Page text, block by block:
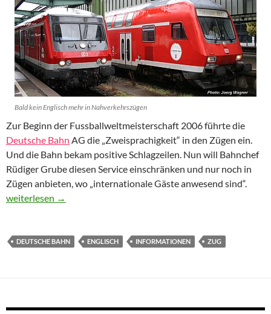
Bald kein Englisch mehr in Nahverkehrszügen
Zur Beginn der Fussballweltmeisterschaft 2006 führte die
Deutsche Bahn AG die „Zweisprachigkeit“ in den Zügen ein.
Und die Bahn bekam positive Schlagzeilen. Nun will Bahnchef
Rüdiger Grube diesen Service einschränken und nur noch in
Zügen anbieten, wo „internationale Gäste anwesend sind“.
No more English at the Deutsche Bahn?
weiterlesen →
DEUTSCHE BAHN ENGLISCH INFORMATIONEN ZUG